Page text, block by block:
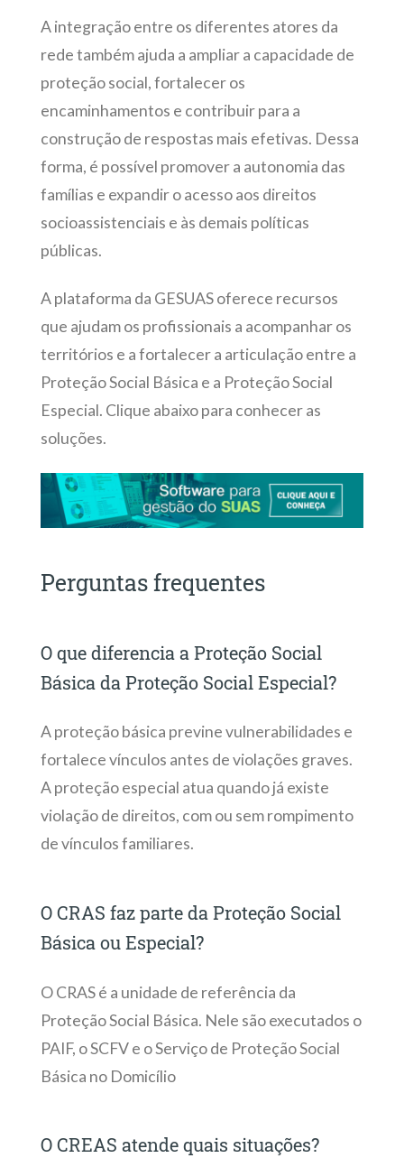
A integração entre os diferentes atores da
rede também ajuda a ampliar a capacidade de
proteção social, fortalecer os
encaminhamentos e contribuir para a
construção de respostas mais efetivas. Dessa
forma, é possível promover a autonomia das
famílias e expandir o acesso aos direitos
socioassistenciais e às demais políticas
públicas.
A plataforma da GESUAS oferece recursos
que ajudam os profissionais a acompanhar os
territórios e a fortalecer a articulação entre a
Proteção Social Básica e a Proteção Social
Especial. Clique abaixo para conhecer as
soluções.
Perguntas frequentes
O que diferencia a Proteção Social
Básica da Proteção Social Especial?
A proteção básica previne vulnerabilidades e
fortalece vínculos antes de violações graves.
A proteção especial atua quando já existe
violação de direitos, com ou sem rompimento
de vínculos familiares.
O CRAS faz parte da Proteção Social
Básica ou Especial?
O CRAS é a unidade de referência da
Proteção Social Básica. Nele são executados o
PAIF, o SCFV e o Serviço de Proteção Social
Básica no Domicílio
O CREAS atende quais situações?